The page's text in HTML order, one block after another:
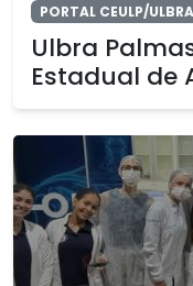
PORTAL CEULP/ULBRA
Ulbra
Estadual de